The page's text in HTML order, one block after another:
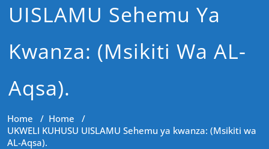
UISLAMU Sehemu Ya
Kwanza: (Msikiti Wa AL-
Aqsa).
Home / Home /
UKWELI KUHUSU UISLAMU Sehemu ya kwanza: (Msikiti wa
AL-Aqsa).